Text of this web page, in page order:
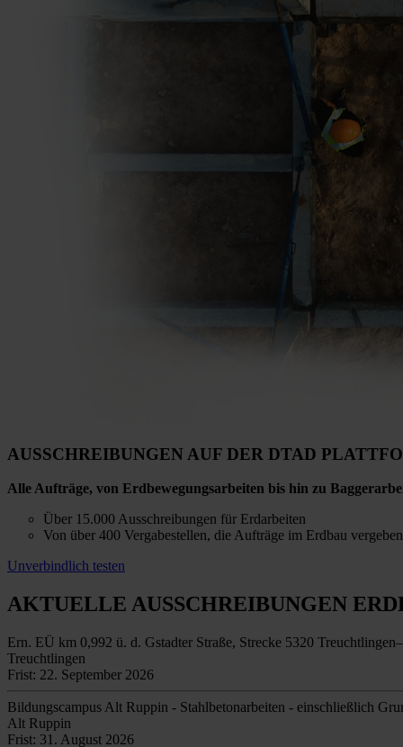
AUSSCHREIBUNGEN AUF DER DTAD
Alle Aufträge, von Erdbewegungsarbeiten bis hin zu
Über 15.000 Ausschreibungen für Erdarbeiten
Von über 400 Vergabestellen, die Aufträge im Erdbau
Unverbindlich testen
AKTUELLE AUSSCHREIBUNGEN
Ern. EÜ km 0,992 ü. d. Gstadter Straße, Strecke 5320
Treuchtlingen
Frist: 22. September 2026
Bildungscampus Alt Ruppin - Stahlbetonarbeiten - einschließlich
Alt Ruppin
Frist: 31. August 2026